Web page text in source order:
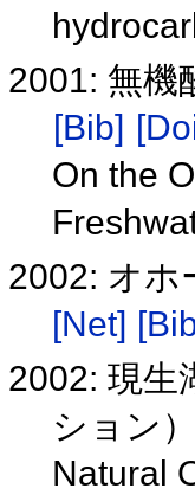
2001: 無機
[Bib]
On the
2002: オホ
[Net]
2002: 現生
ション）
Natural